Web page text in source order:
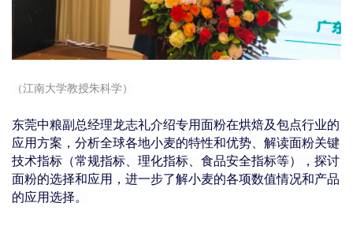
（江南大学教授朱科学）
东莞中粮副总经理龙志礼介绍专用面粉在烘焙及包点行业的
应用方案，分析全球各地小麦的特性和优势、解读面粉关键
技术指标（常规指标、理化指标、食品安全指标等），探讨
面粉的选择和应用，进一步了解小麦的各项数值情况和产品
的应用选择。